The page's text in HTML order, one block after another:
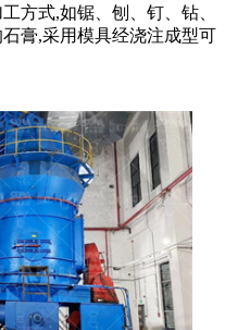
方式,如锯、刨、钉、钻、
膏,采用模具经浇注成型可